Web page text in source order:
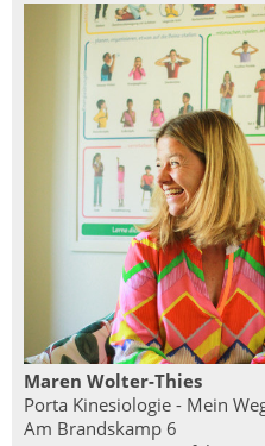
Maren Wolter-Thies
Porta Kinesiologie - Mein
Am Brandskamp 6